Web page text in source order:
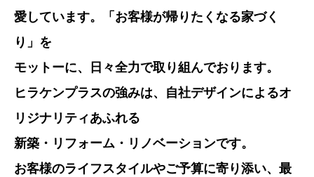
愛しています。「お客様が帰りたくなる家づく
り」を
モットーに、
日々全力で取り組んでおります。
ヒラケンプラスの強みは、自社デザインによるオ
リジナリティあふれる
新築・リフォーム・リノベーションです。
お客様のライフスタイルやご予算に寄り添い、最